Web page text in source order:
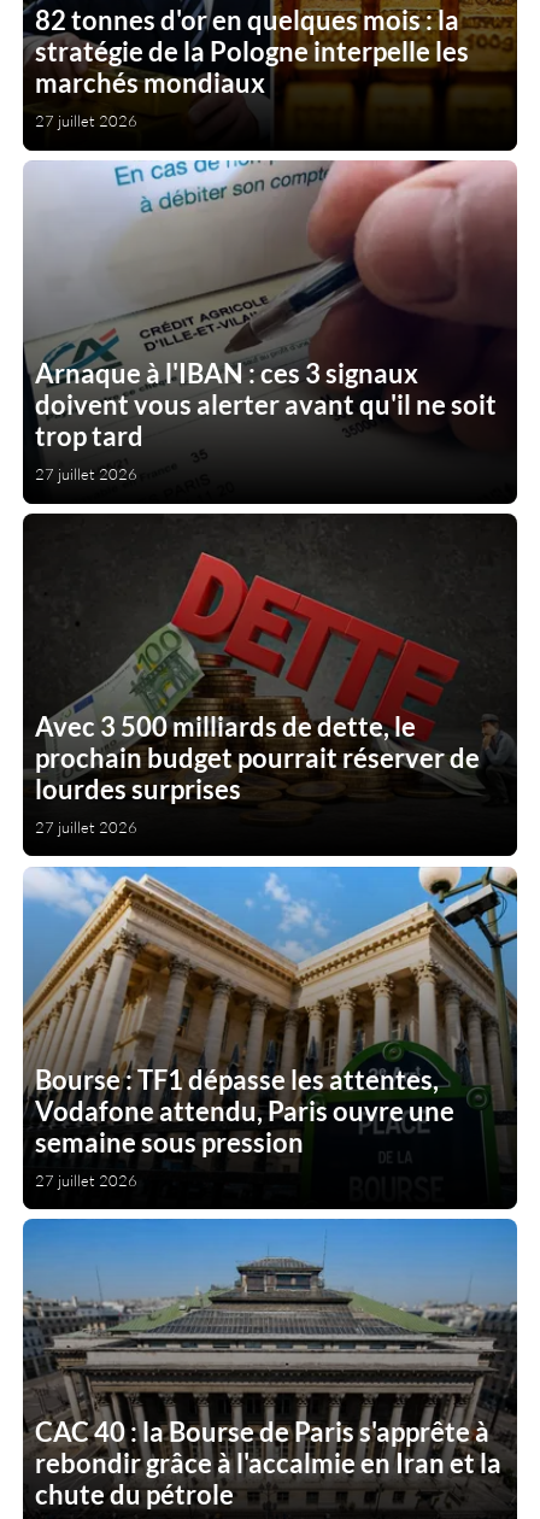
82 tonnes d'or en quelques mois : la
stratégie de la Pologne interpelle les
marchés mondiaux
27 juillet 2026
Arnaque à l'IBAN : ces 3 signaux
doivent vous alerter avant qu'il ne soit
trop tard
27 juillet 2026
Avec 3 500 milliards de dette, le
prochain budget pourrait réserver de
lourdes surprises
27 juillet 2026
Bourse : TF1 dépasse les attentes,
Vodafone attendu, Paris ouvre une
semaine sous pression
27 juillet 2026
CAC 40 : la Bourse de Paris s'apprête à
rebondir grâce à l'accalmie en Iran et la
chute du pétrole